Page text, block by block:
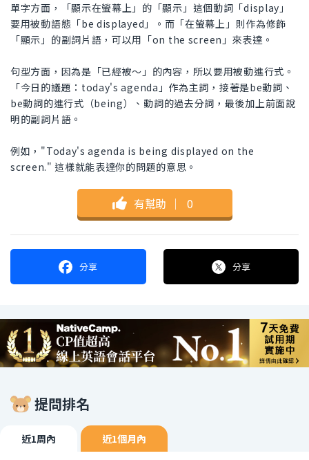
單字方面，「顯示在螢幕上」的「顯示」這個動詞「display」
要用被動語態「be displayed」。而「在螢幕上」則作為修飾
「顯示」的副詞片語，可以用「on the screen」來表達。
句型方面，因為是「已經被～」的內容，所以要用被動進行式。
「今日的議題：today's agenda」作為主詞，接著是be動詞、
be動詞的進行式（being）、動詞的過去分詞，最後加上前面說
明的副詞片語。
例如，"Today's agenda is being displayed on the
screen." 這樣就能表達你的問題的意思。
有幫助 ｜ 0
分享 分享
提問排名
近1周內 近1個月內